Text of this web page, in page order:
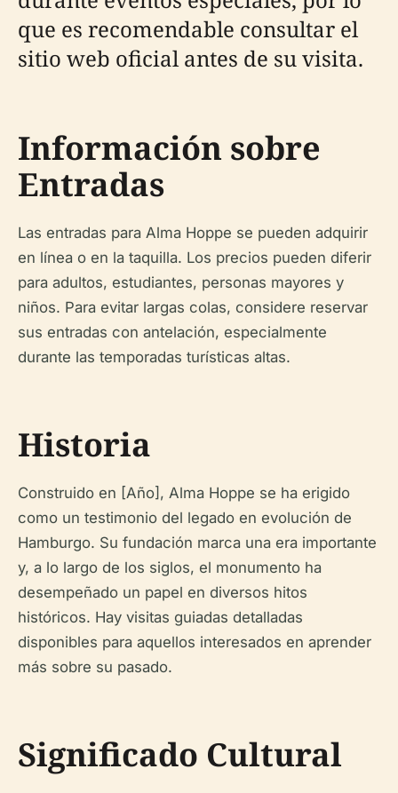
que es recomendable consultar el
sitio web oficial antes de su visita.
Información sobre
Entradas
Las entradas para Alma Hoppe se pueden adquirir
en línea o en la taquilla. Los precios pueden diferir
para adultos, estudiantes, personas mayores y
niños. Para evitar largas colas, considere reservar
sus entradas con antelación, especialmente
durante las temporadas turísticas altas.
Historia
Construido en [Año], Alma Hoppe se ha erigido
como un testimonio del legado en evolución de
Hamburgo. Su fundación marca una era importante
y, a lo largo de los siglos, el monumento ha
desempeñado un papel en diversos hitos
históricos. Hay visitas guiadas detalladas
disponibles para aquellos interesados en aprender
más sobre su pasado.
Significado Cultural